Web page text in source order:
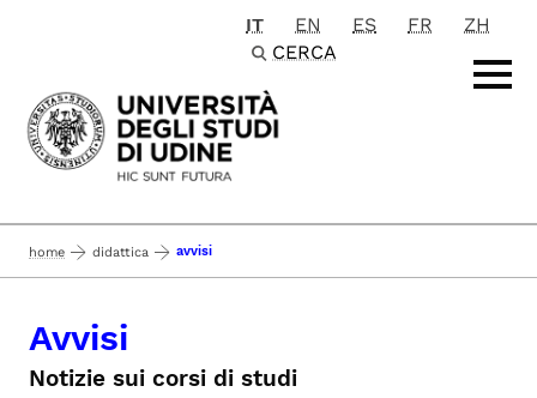
Passa al contenuto principale
IT EN ES FR
ZH
CERCA
home didattica avvisi
Avvisi
Notizie sui corsi di studi